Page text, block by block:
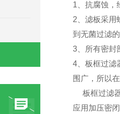
1、抗腐蚀，
2、滤板采用
到无菌过滤
3、所有密封
4、板框过滤
围广，所以
板框过滤器
应用加压密